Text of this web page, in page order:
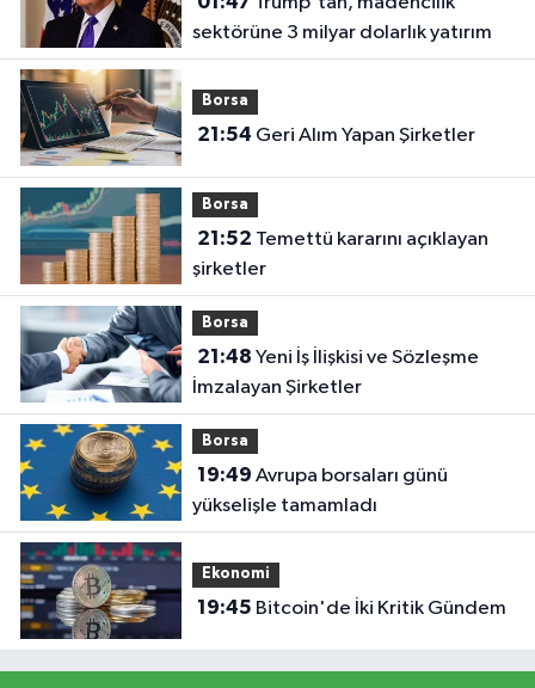
sektörüne 3 milyar dolarlık yatırım
Borsa
21:54 Geri Alım Yapan Şirketler
Borsa
21:52
şirketler
Borsa
21:48
İmzalayan Şirketler
Borsa
19:49
yükselişle tamamladı
Ekonomi
19:45 Bitcoin'de İki Kritik Gündem